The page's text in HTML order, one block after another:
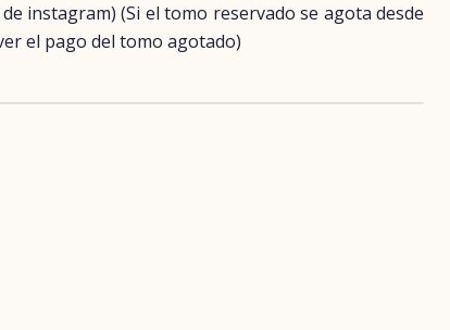
instagram) (Si el tomo reservado se agota desde
el pago del tomo agotado)